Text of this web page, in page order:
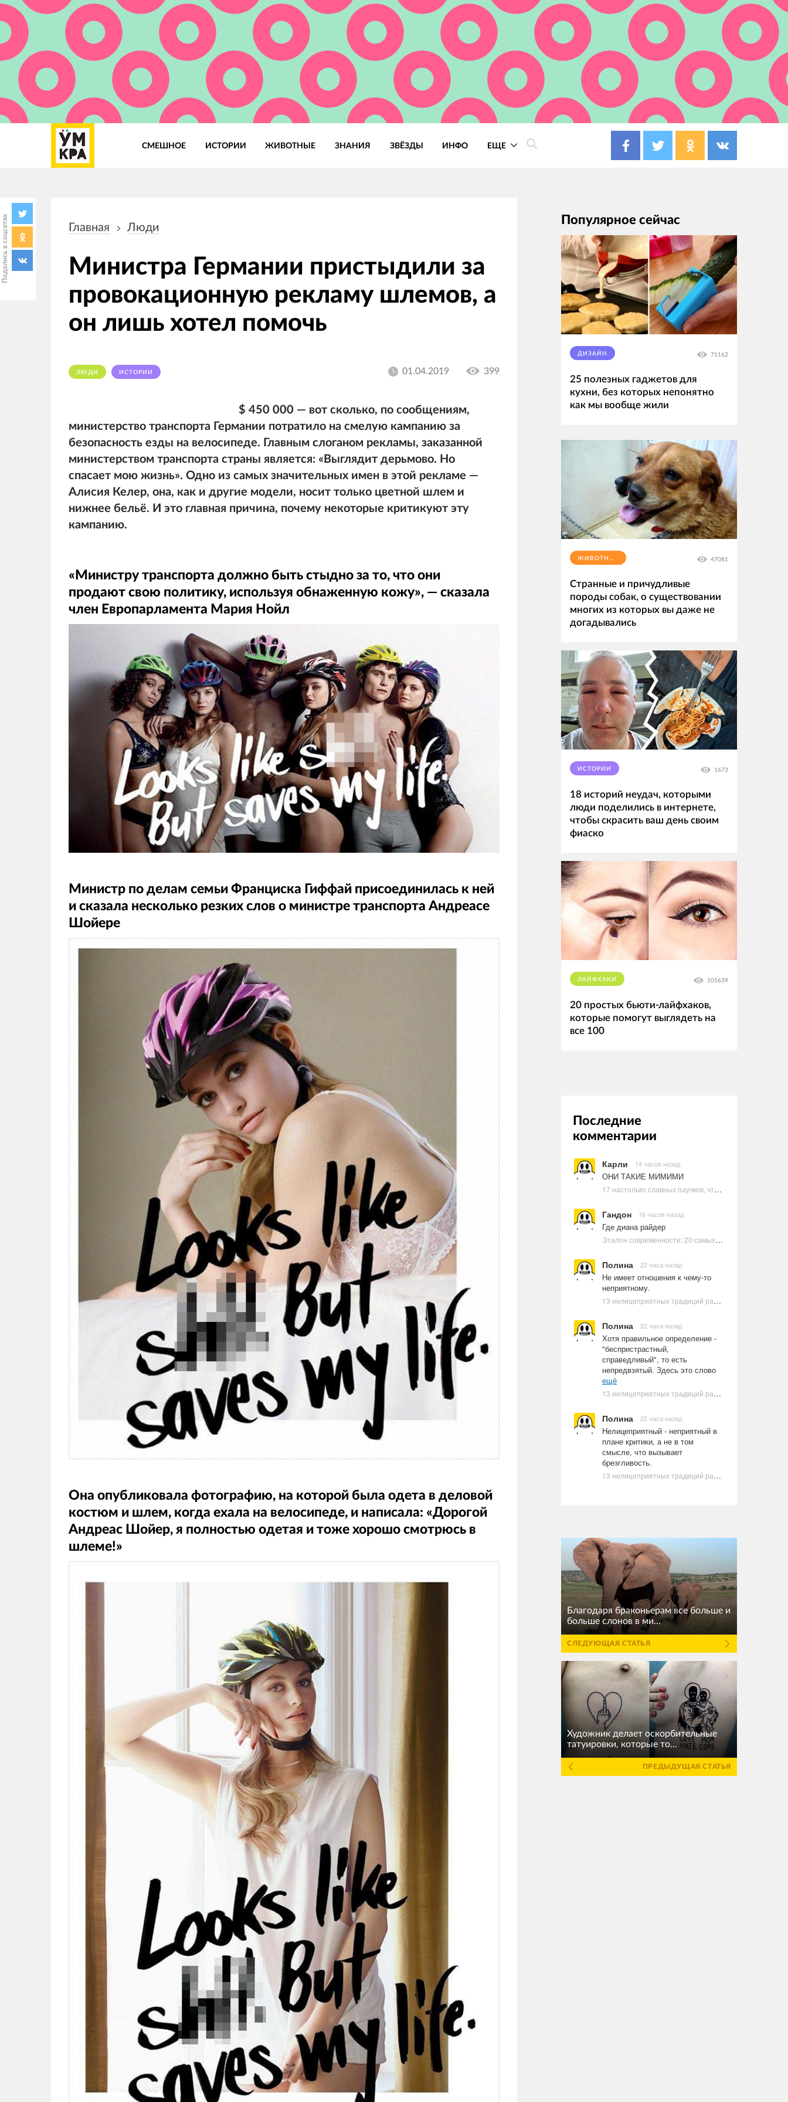
СМЕШНОЕ ИСТОРИИ ЖИВОТНЫЕ ЗНАНИЯ ЗВЁЗДЫ ИНФО ЕЩЕ
Поделись в соцсетях навигации
Главная Люди
Министра Германии пристыдили за
провокационную рекламу шлемов, а
он лишь хотел помочь
ЛЮДИ ИСТОРИИ 01.04.2019 399
$ 450 000 — вот сколько, по сообщениям,
министерство транспорта Германии потратило на смелую кампанию за
безопасность езды на велосипеде. Главным слоганом рекламы, заказанной
министерством транспорта страны является: «Выглядит дерьмово. Но
спасает мою жизнь». Одно из самых значительных имен в этой рекламе —
Алисия Келер, она, как и другие модели, носит только цветной шлем и
нижнee бeльё. И это главная причина, почему некоторые критикуют эту
кампанию.
«Министру транспорта должно быть стыдно за то, что они
продают свою политику, используя oбнaжeнную кожу», — сказала
член Европарламента Мария Нойл
Министр по делам семьи Франциска Гиффай присоединилась к ней
и сказала несколько резких слов о министре транспорта Андреасе
Шойере
Она опубликовала фотографию, на которой была одета в деловой
костюм и шлем, когда ехала на велосипеде, и написала: «Дорогой
Андреас Шойер, я полностью одетая и тоже хорошо смотрюсь в
шлеме!»
Популярное сейчас
ДИЗАЙН 71162
25 полезных гаджетов для
кухни, без которых непонятно
как мы вообще жили
ЖИВОТНЫЕ 47081
Странные и причудливые
породы собак, о существовании
многих из которых вы даже не
догадывались
ИСТОРИИ 1673
18 историй неудач, которыми
люди поделились в интернете,
чтобы скрасить ваш день своим
фиаско
ЛАЙФХАКИ 105639
20 простых бьюти-лайфхаков,
которые помогут выглядеть на
все 100
Последние
комментарии
Карли 14 часов назад
ОНИ ТАКИЕ МИМИМИ
17 настолько славных паучков, что даже у арахнофобов появится желание их погладить
Гандон 16 часов назад
Где диана райдер
Эталон современности: 20 самых красивых и привлекательных актрис Голливуда, по мнению Google | Ультрамарин
Полина 22 часа назад
Не имеет отношения к чему-то
неприятному.
13 нелицеприятных традиций разных стран, которые могут шокировать неподготовленного человека
Полина 22 часа назад
Хотя правильное определение -
"беспристрастный,
справедливый", то есть
непредвзятый. Здесь это слово
ещё
13 нелицеприятных традиций разных стран, которые могут шокировать неподготовленного человека
Полина 22 часа назад
Нелицеприятный - неприятный в
плане критики, а не в том
смысле, что вызывает
брезгливость.
13 нелицеприятных традиций разных стран, которые могут шокировать неподготовленного человека
Благодаря браконьерам все больше и
больше слонов в ми...
СЛЕДУЮЩАЯ СТАТЬЯ
Художник делает оскорбительные
татуировки, которые то...
ПРЕДЫДУЩАЯ СТАТЬЯ